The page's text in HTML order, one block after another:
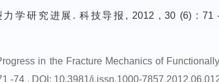
学研究进展. 科技导报, 2012 , 30 (6) : 71 -
in the Fracture Mechanics of
-74 . DOI: 10.3981/j.issn.1000-